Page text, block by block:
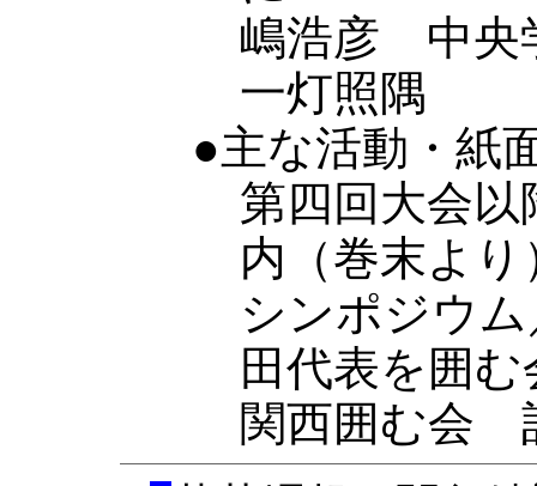
嶋浩彦 中央
一灯照隅
●主な活動・紙
第四回大会
内（巻末より
シンポジウ
田代表を囲
関西囲む会